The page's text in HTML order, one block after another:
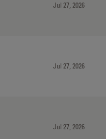
Jul 27, 2026
Jul 27, 2026
Jul 27, 2026